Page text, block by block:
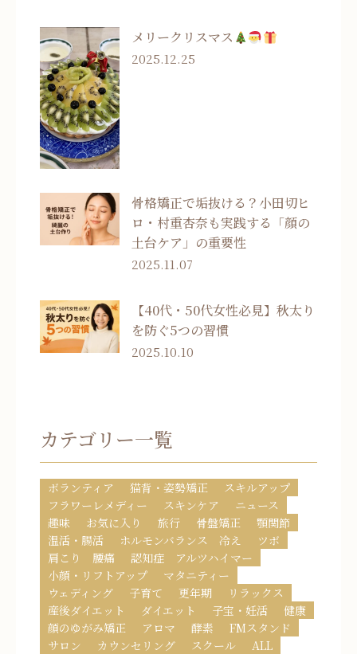
メリークリスマス
2025.12.25
骨格矯正で垢抜ける？小田切ヒ
ロ・村重杏奈も実践する「顔の
土台ケア」の重要性
2025.11.07
【40代・50代女性必見】秋太り
を防ぐ5つの習慣
2025.10.10
カテゴリー一覧
ボランティア 猫背・姿勢矯正
スキルアップ
フラワーレメディー
スキンケア
ニュース
趣味
お気に入り 旅行 骨盤矯正
顎関節
温活・腸活
ホルモンバランス 冷え
ツボ
肩こり 腰痛
認知症 アルツハイマー
小顔・リフトアップ
マタニティー
ウェディング
子育て 更年期
リラックス
産後ダイエット
ダイエット 子宝・妊活
健康
顔のゆがみ矯正
アロマ 酵素
FMスタンド
サロン
カウンセリング スクール ALL